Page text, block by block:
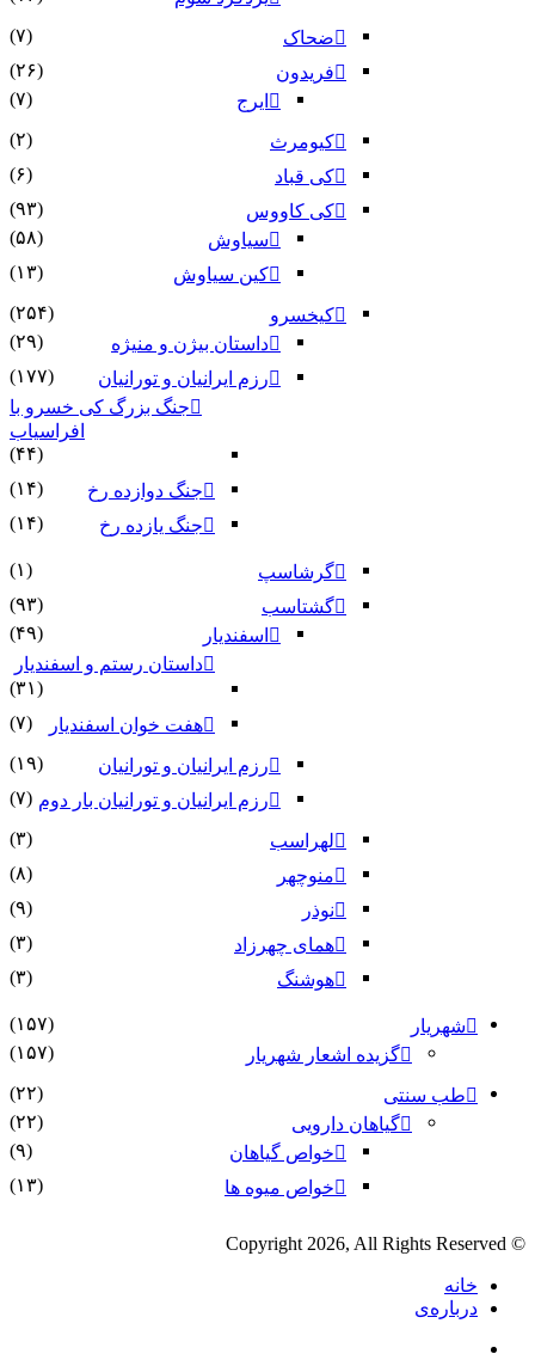
ضحاک
(۷)
فریدون
(۲۶)
ایرج
(۷)
کیومرث
(۲)
کی قباد
(۶)
کی کاووس
(۹۳)
سیاوش
(۵۸)
کین سیاوش
(۱۳)
کیخسرو
(۲۵۴)
داستان بیژن و منیژه
(۲۹)
رزم ایرانیان و تورانیان
(۱۷۷)
جنگ بزرگ کی خسرو با
افراسیاب
(۴۴)
جنگ دوازده رخ
(۱۴)
جنگ یازده رخ
(۱۴)
گرشاسپ
(۱)
گشتاسب
(۹۳)
اسفندیار
(۴۹)
داستان رستم و اسفندیار
(۳۱)
هفت خوان اسفندیار
(۷)
رزم ایرانیان و تورانیان
(۱۹)
رزم ایرانیان و تورانیان بار دوم (۷)
لهراسب
(۳)
منوچهر
(۸)
نوذر
(۹)
هماى چهرزاد
(۳)
هوشنگ
(۳)
شهریار
(۱۵۷)
گزیده اشعار شهریار
(۱۵۷)
طب سنتی
(۲۲)
گیاهان دارویی
(۲۲)
خواص گیاهان
(۹)
خواص میوه ها
(۱۳)
© Copyright 2026, All Rights Reserved
خانه
درباره‌ی